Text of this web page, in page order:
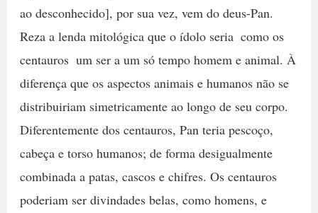
ao desconhecido], por sua vez, vem do deus-Pan.
Reza a lenda mitológica que o ídolo seria  como os
centauros  um ser a um só tempo homem e animal. À
diferença que os aspectos animais e humanos não se
distribuiriam simetricamente ao longo de seu corpo.
Diferentemente dos centauros, Pan teria pescoço,
cabeça e torso humanos; de forma desigualmente
combinada a patas, cascos e chifres. Os centauros
poderiam ser divindades belas, como homens, e